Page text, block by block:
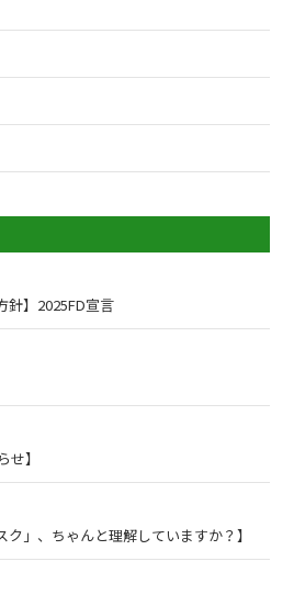
針】2025FD宣言
せ】
」、ちゃんと理解していますか？】